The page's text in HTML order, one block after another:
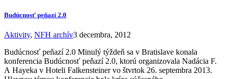
Budúcnosť peňazí 2.0
Aktivity, NFH archív3 decembra, 2012
Budúcnosť peňazí 2.0 Minulý týždeň sa v Bratislave konala
konferencia Budúcnosť peňazí 2.0, ktorú organizovala Nadácia F.
A Hayeka v Hoteli Falkensteiner vo štvrtok 26. septembra 2013.